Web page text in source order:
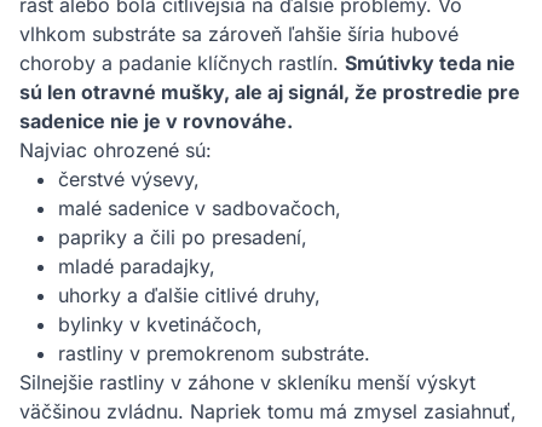
rast alebo bola citlivejšia na ďalšie problémy. Vo
vlhkom substráte sa zároveň ľahšie šíria hubové
choroby a padanie klíčnych rastlín. Smútivky teda nie
sú len otravné mušky, ale aj signál, že prostredie pre
sadenice nie je v rovnováhe.
Najviac ohrozené sú:
čerstvé výsevy,
malé sadenice v sadbovačoch,
papriky a čili po presadení,
mladé paradajky,
uhorky a ďalšie citlivé druhy,
bylinky v kvetináčoch,
rastliny v premokrenom substráte.
Silnejšie rastliny v záhone v skleníku menší výskyt
väčšinou zvládnu. Napriek tomu má zmysel zasiahnuť,